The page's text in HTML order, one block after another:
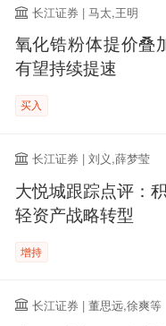
长江证券 | 马太,王明
氧化锆粉体提价叠
有望持续提速
买入
长江证券 | 刘义,薛梦莹
大悦城跟踪点评：
轻资产战略转型
增持
长江证券 | 董思远,徐爽等